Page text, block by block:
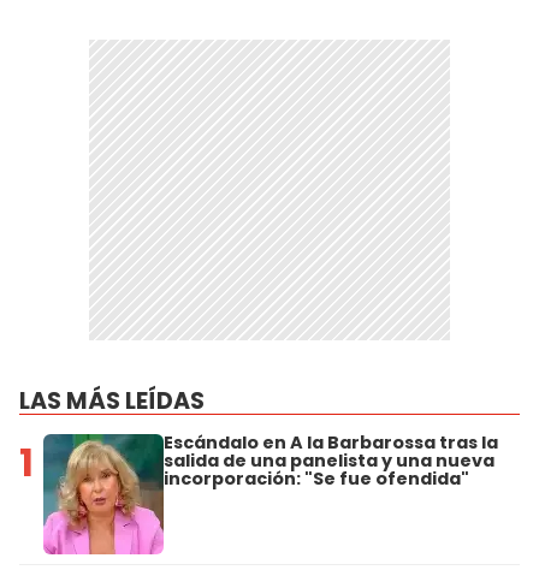
LAS MÁS LEÍDAS
1 Escándalo en A la Barbarossa tras la
salida de una panelista y una nueva
incorporación: "Se fue ofendida"